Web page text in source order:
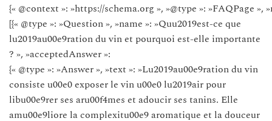
{« @context »: »https://schema.org », »@type »: »FAQPage »,
[{« @type »: »Question », »name »: »Quu2019est-ce que
lu2019au00e9ration du vin et pourquoi est-elle importante
? », »acceptedAnswer »:
{« @type »: »Answer », »text »: »Lu2019au00e9ration du vin
consiste u00e0 exposer le vin u00e0 lu2019air pour
libu00e9rer ses aru00f4mes et adoucir ses tanins. Elle
amu00e9liore la complexitu00e9 aromatique et la douceur